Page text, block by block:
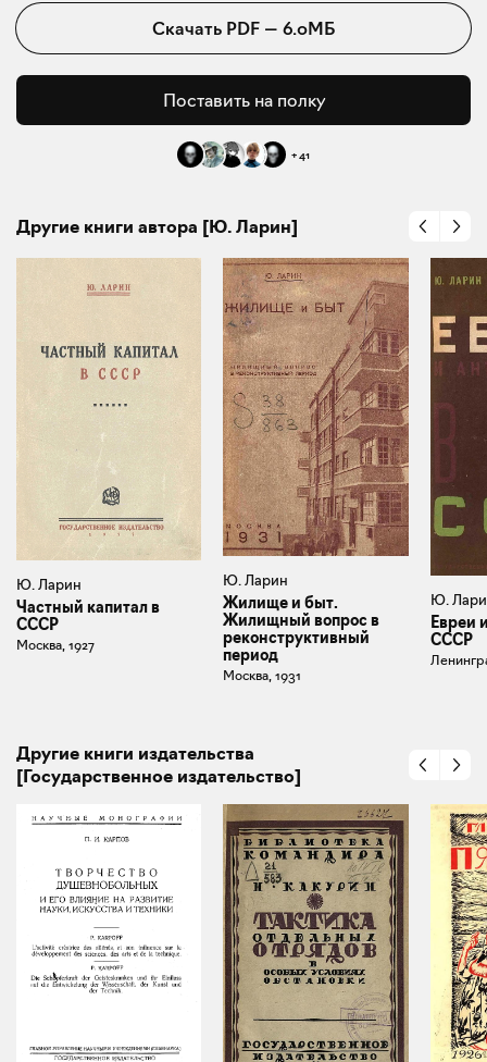
Скачать PDF — 6.0МБ
Поставить на полку
+41
Другие книги автора [Ю. Ларин]
Ю. Ларин
Частный капитал в
СССР
Москва, 1927
Ю. Ларин
Жилище и быт.
Жилищный вопрос в
реконструктивный
период
Москва, 1931
Ю.
Евреи
СССР
Другие книги издательства
[Государственное издательство]